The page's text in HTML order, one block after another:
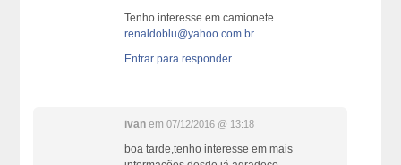
Tenho interesse em camionete….
renaldoblu@yahoo.com.br
Entrar para responder.
ivan em07/12/2016 @ 13:18
boa tarde,tenho interesse em mais